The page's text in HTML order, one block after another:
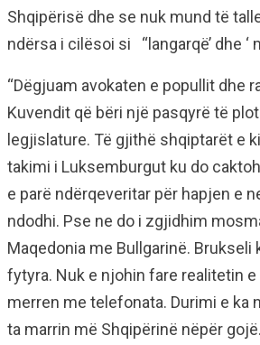
Shqipërisë dhe se nuk mund të
ndërsa i cilësoi si “langarqë’ dhe ‘
“Dëgjuam avokaten e popullit dhe
Kuvendit që bëri një pasqyrë të
legjislature. Të gjithë shqiptarët e
takimi i Luksemburgut ku do
e parë ndërqeveritar për hapjen e
ndodhi. Pse ne do i zgjidhim
Maqedonia me Bullgarinë. Brukseli
fytyra. Nuk e njohin fare realitetin
merren me telefonata. Durimi e ka
ta marrin më Shqipërinë nëpër